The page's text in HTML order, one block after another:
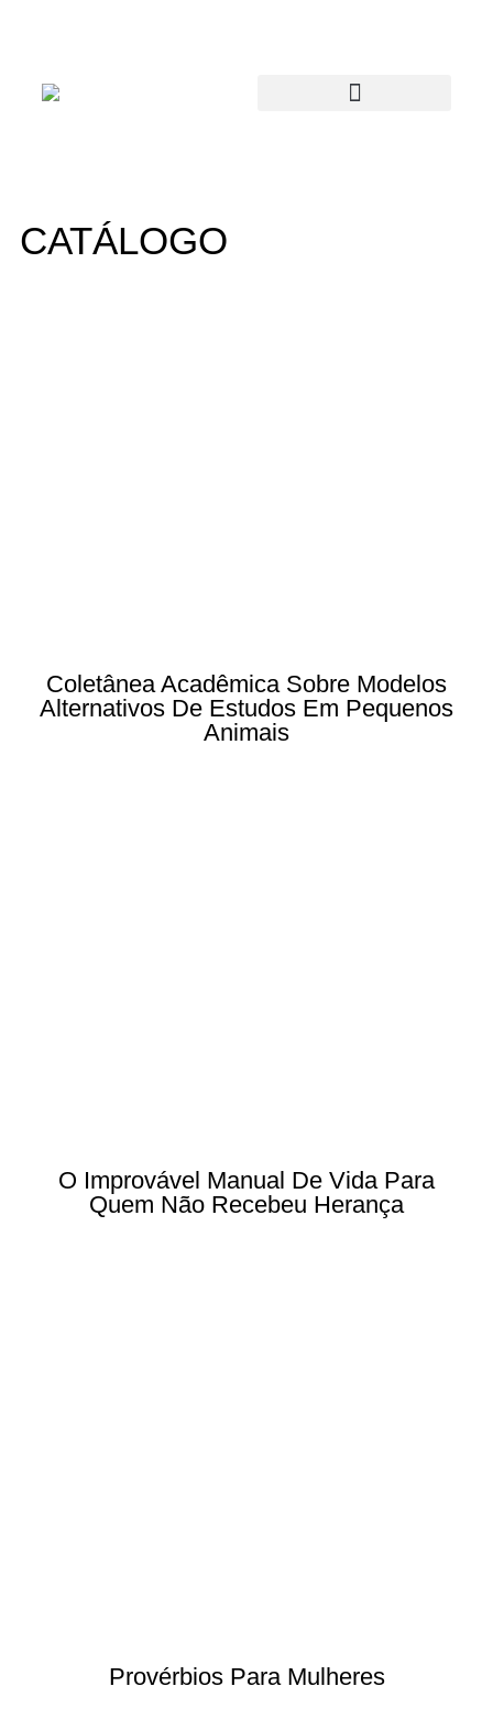
CATÁLOGO
Coletânea Acadêmica Sobre Modelos
Alternativos De Estudos Em Pequenos
Animais
O Improvável Manual De Vida Para
Quem Não Recebeu Herança
Provérbios Para Mulheres